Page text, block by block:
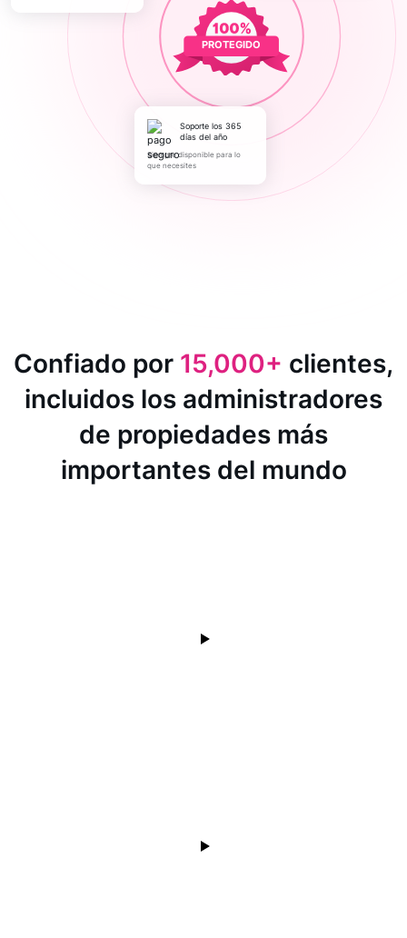
PROTEGIDO
Soporte los 365
días del año
Siempre disponible para lo
que necesites
Confiado por 15,000+ clientes,
incluidos los administradores
de propiedades más
importantes del mundo